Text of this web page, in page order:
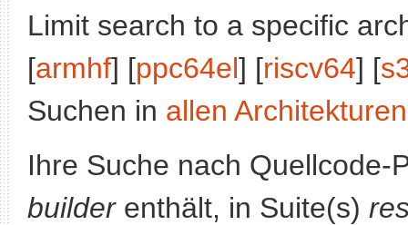
Limit search to a specific
[armhf] [ppc64el] [riscv64] [
Suchen in allen Architekturen
Ihre Suche nach
builderenthält, in Suite(s)